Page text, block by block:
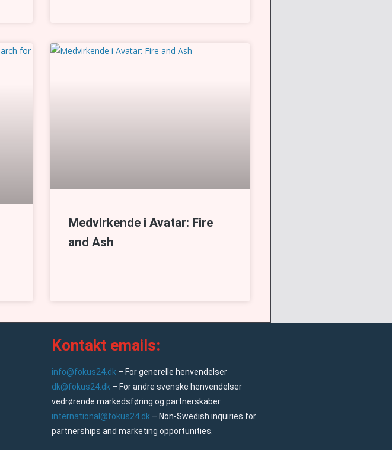
Medvirkende i Avatar: Fire
and Ash
Kontakt emails:
info@fokus24.dk – For generelle henvendelser
dk@fokus24.dk – For andre svenske henvendelser
vedrørende markedsføring og partnerskaber
international@fokus24.dk – Non-Swedish inquiries for
partnerships and marketing opportunities.